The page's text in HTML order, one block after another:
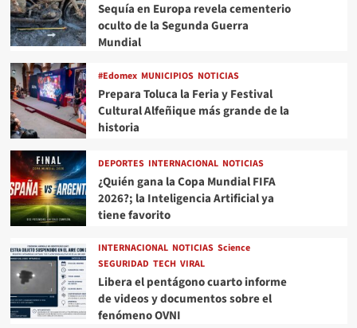
Sequía en Europa revela cementerio
oculto de la Segunda Guerra
Mundial
#Edomex MUNICIPIOS NOTICIAS
Prepara Toluca la Feria y Festival
Cultural Alfeñique más grande de la
historia
DEPORTES INTERNACIONAL NOTICIAS
¿Quién gana la Copa Mundial FIFA
2026?; la Inteligencia Artificial ya
tiene favorito
INTERNACIONAL NOTICIAS Science
SEGURIDAD TECH VIRAL
Libera el pentágono cuarto informe
de videos y documentos sobre el
fenómeno OVNI